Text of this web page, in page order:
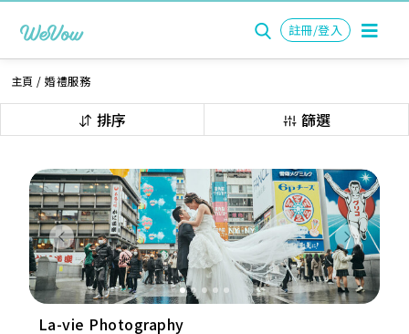
註冊/登入
主頁 /婚禮服務
排序 篩選
Previous Next
La-vie Photography